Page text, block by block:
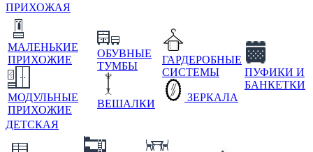
ПРИХОЖАЯ
МАЛЕНЬКИЕ
ПРИХОЖИЕ
МОДУЛЬНЫЕ
ПРИХОЖИЕ
ОБУВНЫЕ
ТУМБЫ
ВЕШАЛКИ
ГАРДЕРОБНЫЕ
СИСТЕМЫ
ЗЕРКАЛА
ПУФИКИ И
БАНКЕТКИ
ДЕТСКАЯ